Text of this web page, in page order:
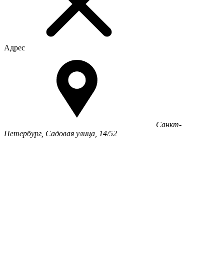
Адрес
Санкт-
Петербург, Садовая улица, 14/52